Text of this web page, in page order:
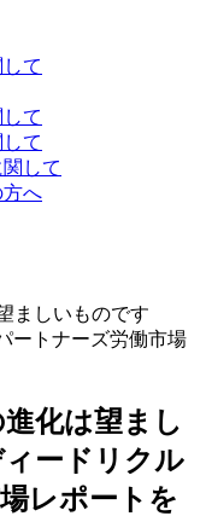
て
て
て
して
へ
ましいものです
ートナーズ労働市場
化は望まし
ードリクル
レポートを